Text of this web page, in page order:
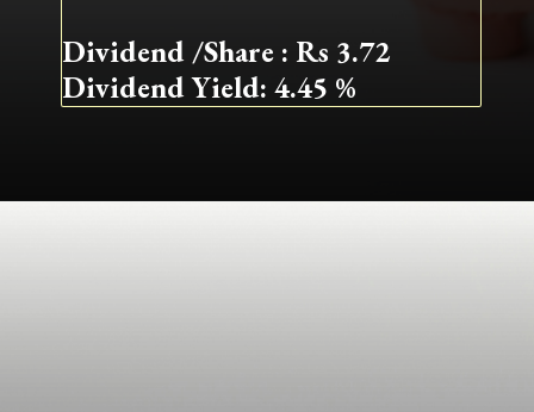
Dividend /Share : Rs 3.72
Dividend Yield: 4.45 %